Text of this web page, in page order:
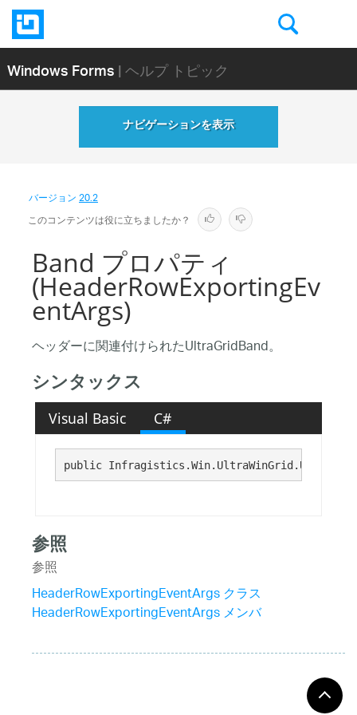
Windows Forms| ヘルプ トピック
ナビゲーションを表示
バージョン20.2
このコンテンツは役に立ちましたか？
Band プロパティ
(HeaderRowExportingEv
entArgs)
ヘッダーに関連付けられたUltraGridBand。
シンタックス
Visual Basic C#
public
参照
参照
HeaderRowExportingEventArgs クラス
HeaderRowExportingEventArgs メンバ